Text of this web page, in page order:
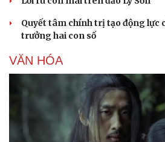
Quyết tâm chính trị tạo động lực
trưởng hai con số
VĂN HÓA